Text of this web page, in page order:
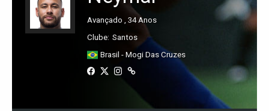
Avançado , 34 Anos
Clube: Santos
Brasil - Mogi Das Cruzes